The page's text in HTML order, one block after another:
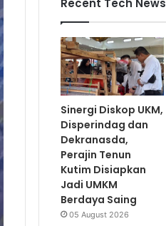
Recent Tech News
Sinergi Diskop UKM,
Disperindag dan
Dekranasda,
Perajin Tenun
Kutim Disiapkan
Jadi UMKM
Berdaya Saing
05 August 2026